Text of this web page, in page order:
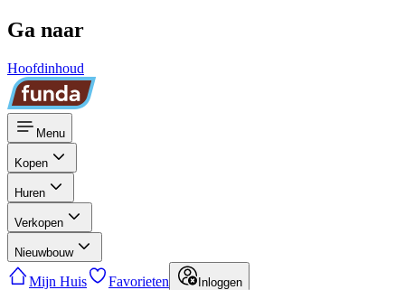
Ga naar
Hoofdinhoud
Menu
Kopen
Huren
Verkopen
Nieuwbouw
Mijn Huis Favorieten Inloggen